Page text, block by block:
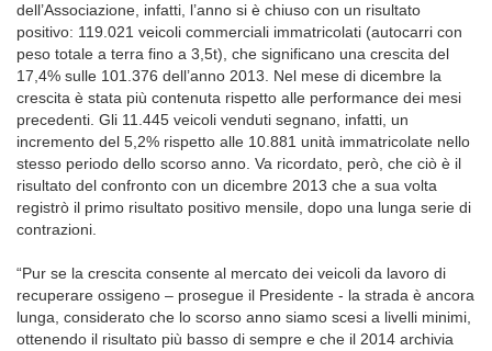
dell’Associazione, infatti, l’anno si è chiuso con un risultato
positivo: 119.021 veicoli commerciali immatricolati (autocarri con
peso totale a terra fino a 3,5t), che significano una crescita del
17,4% sulle 101.376 dell’anno 2013. Nel mese di dicembre la
crescita è stata più contenuta rispetto alle performance dei mesi
precedenti. Gli 11.445 veicoli venduti segnano, infatti, un
incremento del 5,2% rispetto alle 10.881 unità immatricolate nello
stesso periodo dello scorso anno. Va ricordato, però, che ciò è il
risultato del confronto con un dicembre 2013 che a sua volta
registrò il primo risultato positivo mensile, dopo una lunga serie di
contrazioni.
“Pur se la crescita consente al mercato dei veicoli da lavoro di
recuperare ossigeno – prosegue il Presidente - la strada è ancora
lunga, considerato che lo scorso anno siamo scesi a livelli minimi,
ottenendo il risultato più basso di sempre e che il 2014 archivia